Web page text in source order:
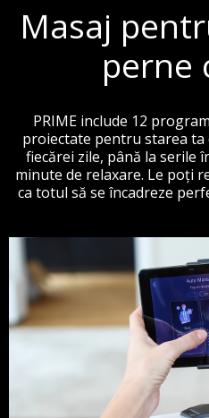
Masaj
perne
PRIME include 12
proiectate pentru starea ta
fiecărei zile, până la serile
minute de relaxare. Le poți
ca totul să se încadreze